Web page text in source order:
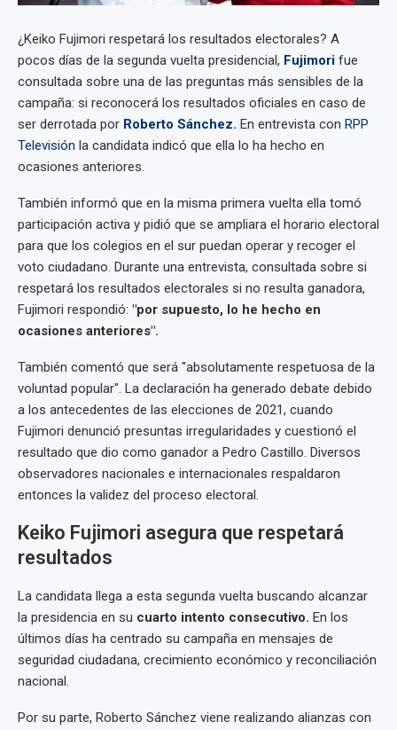
¿Keiko Fujimori respetará los resultados electorales? A
pocos días de la segunda vuelta presidencial, Fujimori fue
consultada sobre una de las preguntas más sensibles de la
campaña: si reconocerá los resultados oficiales en caso de
ser derrotada por Roberto Sánchez. En entrevista con RPP
Televisión la candidata indicó que ella lo ha hecho en
ocasiones anteriores.
También informó que en la misma primera vuelta ella tomó
participación activa y pidió que se ampliara el horario electoral
para que los colegios en el sur puedan operar y recoger el
voto ciudadano. Durante una entrevista, consultada sobre si
respetará los resultados electorales si no resulta ganadora,
Fujimori respondió: "por supuesto, lo he hecho en
ocasiones anteriores".
También comentó que será "absolutamente respetuosa de la
voluntad popular". La declaración ha generado debate debido
a los antecedentes de las elecciones de 2021, cuando
Fujimori denunció presuntas irregularidades y cuestionó el
resultado que dio como ganador a Pedro Castillo. Diversos
observadores nacionales e internacionales respaldaron
entonces la validez del proceso electoral.
Keiko Fujimori asegura que respetará
resultados
La candidata llega a esta segunda vuelta buscando alcanzar
la presidencia en su cuarto intento consecutivo. En los
últimos días ha centrado su campaña en mensajes de
seguridad ciudadana, crecimiento económico y reconciliación
nacional.
Por su parte, Roberto Sánchez viene realizando alianzas con